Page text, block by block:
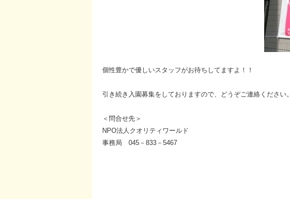
個性豊かで優しいスタッフがお待ちしてますよ！！
引き続き入園募集をしておりますので、どうぞご連絡ください。
＜問合せ先＞
NPO法人クオリティワールド
事務局 045－833－5467